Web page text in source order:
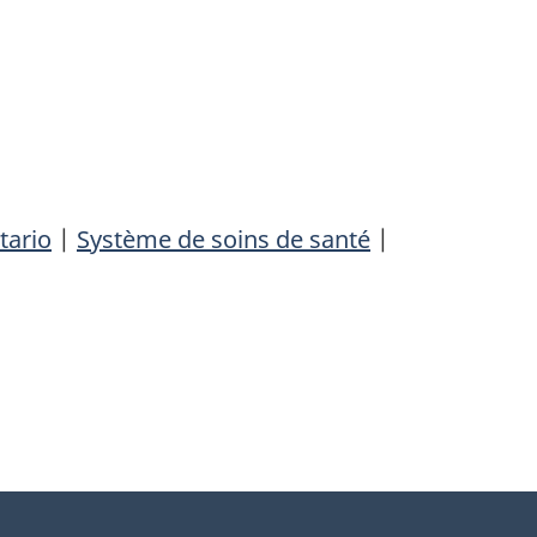
| Système de soins de santé |